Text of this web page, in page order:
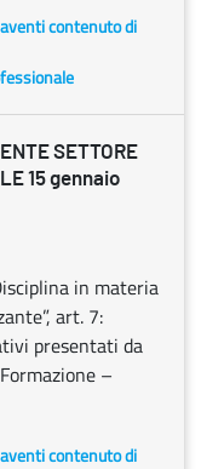
contenuto di
SETTORE
15 gennaio
in materia
art. 7:
presentati da
–
contenuto di